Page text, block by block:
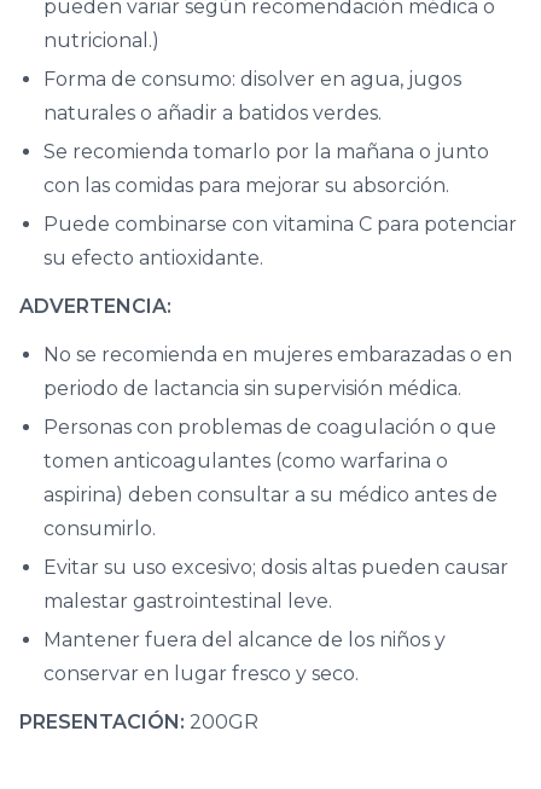
pueden variar según recomendación médica o
nutricional.)
Forma de consumo: disolver en agua, jugos
naturales o añadir a batidos verdes.
Se recomienda tomarlo por la mañana o junto
con las comidas para mejorar su absorción.
Puede combinarse con vitamina C para potenciar
su efecto antioxidante.
ADVERTENCIA:
No se recomienda en mujeres embarazadas o en
periodo de lactancia sin supervisión médica.
Personas con problemas de coagulación o que
tomen anticoagulantes (como warfarina o
aspirina) deben consultar a su médico antes de
consumirlo.
Evitar su uso excesivo; dosis altas pueden causar
malestar gastrointestinal leve.
Mantener fuera del alcance de los niños y
conservar en lugar fresco y seco.
PRESENTACIÓN: 200GR